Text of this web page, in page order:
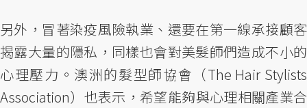
另外，冒著染疫風險執業、還要在第一線承接顧客
揭露大量的隱私，同樣也會對美髮師們造成不小的
心理壓力。澳洲的髮型師協會（The Hair Stylists
Association）也表示，希望能夠與心理相關產業合